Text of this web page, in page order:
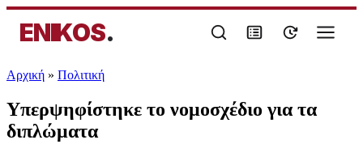
ENIKOS.
Αρχική » Πολιτική
Υπερψηφίστηκε το νομοσχέδιο για τα
διπλώματα